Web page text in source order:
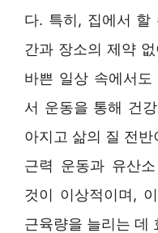
다. 특히, 집에서 할
간과 장소의 제약
바쁜 일상 속에서
서 운동을 통해 건
아지고 삶의 질 전
근력 운동과 유산
것이 이상적이며,
근육량을 늘리는 데